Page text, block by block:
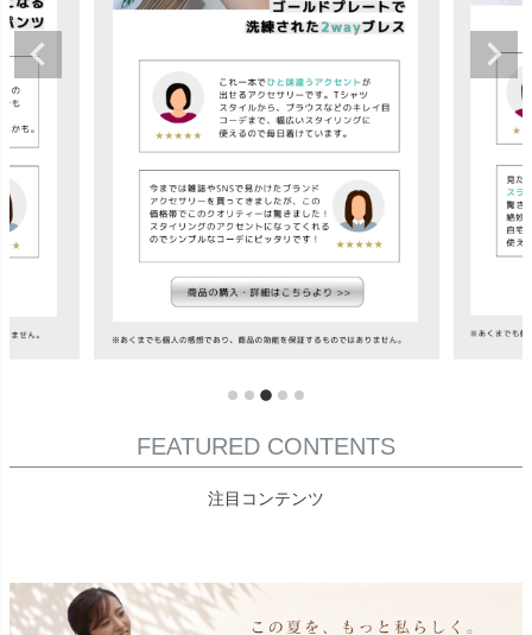
FEATURED CONTENTS
注目コンテンツ